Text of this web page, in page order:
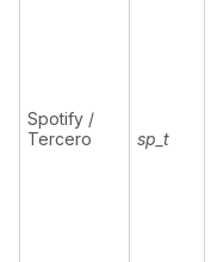
Spotify /
Tercero
sp_t